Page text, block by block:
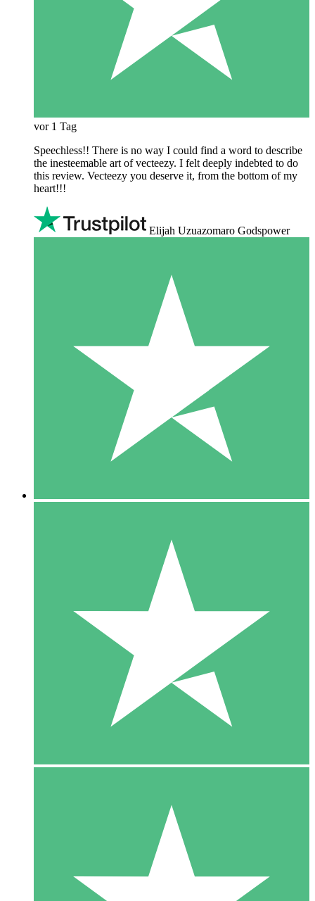
vor 1 Tag
Speechless!! There is no way I could find a word to describe
the inesteemable art of vecteezy. I felt deeply indebted to do
this review. Vecteezy you deserve it, from the bottom of my
heart!!!
Elijah Uzuazomaro Godspower